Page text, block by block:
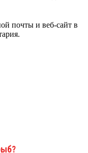
почты и веб-сайт в